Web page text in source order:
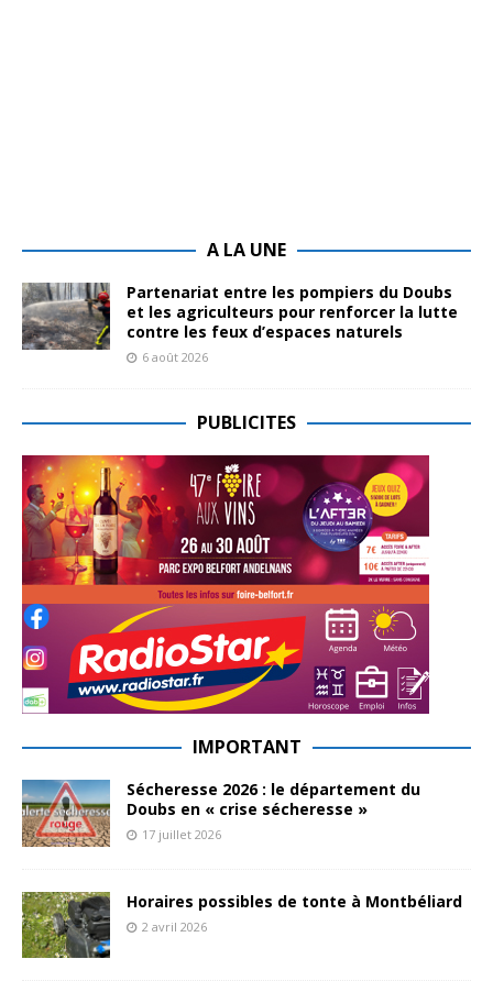
A LA UNE
Partenariat entre les pompiers du Doubs
et les agriculteurs pour renforcer la lutte
contre les feux d’espaces naturels
6 août 2026
PUBLICITES
IMPORTANT
Sécheresse 2026 : le département du
Doubs en « crise sécheresse »
17 juillet 2026
Horaires possibles de tonte à Montbéliard
2 avril 2026